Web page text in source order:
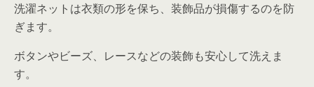
洗濯ネットは衣類の形を保ち、装飾品が損傷するのを防
ぎます。
ボタンやビーズ、レースなどの装飾も安心して洗えま
す。